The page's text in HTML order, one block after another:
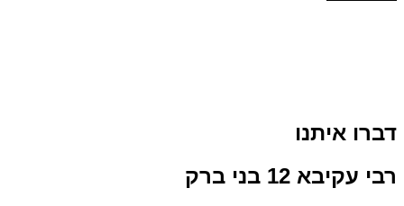
דברו איתנו
רבי עקיבא 12 בני ברק